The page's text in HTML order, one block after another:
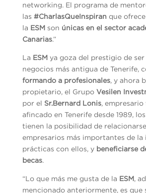
networking. El programa de
las #CharlasQueInspiran que ofrece
la ESMson únicas en el sector
Canarias.”
La ESMya goza del prestigio de ser
negocios más antigua de Tenerife,
formando a profesionales, y ahora
propietario, el Grupo Vesilen
por el Sr.Bernard Lonis, empresario
afincado en Tenerife desde 1989,
tienen la posibilidad de
empresarios más importantes de la
prácticas con ellos, y beneficiarse
becas.
“Lo que más me gusta de la ESM,
mencionado anteriormente, es que